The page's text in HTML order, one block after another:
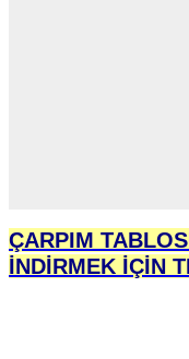
ÇARPIM
İNDİRMEK İÇİN